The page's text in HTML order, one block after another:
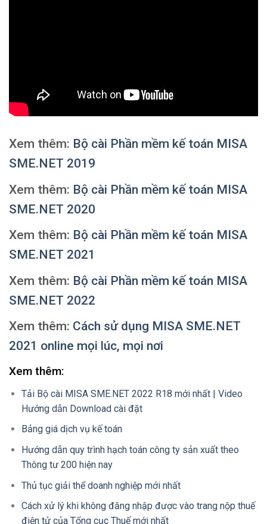
Xem thêm: Bộ cài Phần mềm kế toán MISA
SME.NET 2019
Xem thêm: Bộ cài Phần mềm kế toán MISA
SME.NET 2020
Xem thêm: Bộ cài Phần mềm kế toán MISA
SME.NET 2021
Xem thêm: Bộ cài Phần mềm kế toán MISA
SME.NET 2022
Xem thêm: Cách sử dụng MISA SME.NET
2021 online mọi lúc, mọi nơi
Xem thêm:
Tải Bộ cài MISA SME.NET 2022 R18 mới nhất | Video
Hướng dẫn Download cài đặt
Bảng giá dịch vụ kế toán
Hướng dẫn quy trình hạch toán công ty sản xuất theo
Thông tư 200 hiện nay
Thủ tục giải thể doanh nghiệp mới nhất
Cách xử lý khi không đăng nhập được vào trang nộp thuế
điện tử của Tổng cục Thuế mới nhất